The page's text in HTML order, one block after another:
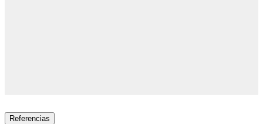
Referencias